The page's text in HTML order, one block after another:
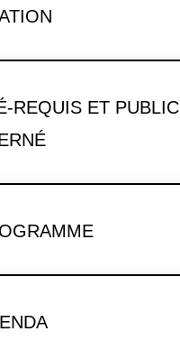
REQUIS ET PUBLIC